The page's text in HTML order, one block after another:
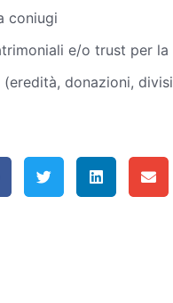
coniugi
e/o trust per
donazioni,